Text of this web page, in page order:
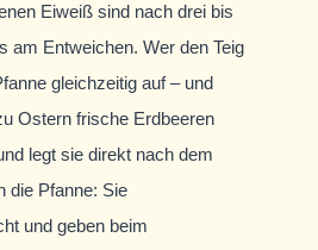
Eiweiß sind nach drei bis
am Entweichen. Wer den Teig
gleichzeitig auf – und
Ostern frische Erdbeeren
legt sie direkt nach dem
die Pfanne: Sie
und geben beim